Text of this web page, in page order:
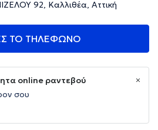
92, Καλλιθέα, Αττική
ΤΟ ΤΗΛΕΦΩΝΟ
online ραντεβού
σου